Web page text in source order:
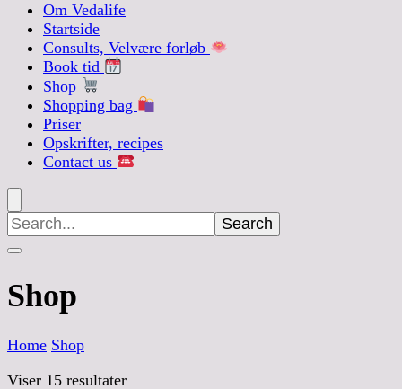
Om Vedalife
Startside
Consults, Velvære forløb
Book tid
Shop
Shopping bag
Priser
Opskrifter, recipes
Contact us
Search
for:
Shop
Home Shop
Viser 15 resultater